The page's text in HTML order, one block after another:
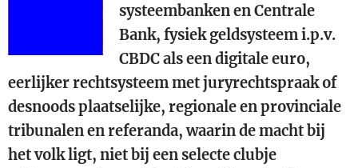
systeembanken en Centrale
Bank, fysiek geldsysteem i.p.v.
CBDC als een digitale euro,
eerlijker rechtsysteem met juryrechtspraak of
desnoods plaatselijke, regionale en provinciale
tribunalen en referanda, waarin de macht bij
het volk ligt, niet bij een selecte clubje